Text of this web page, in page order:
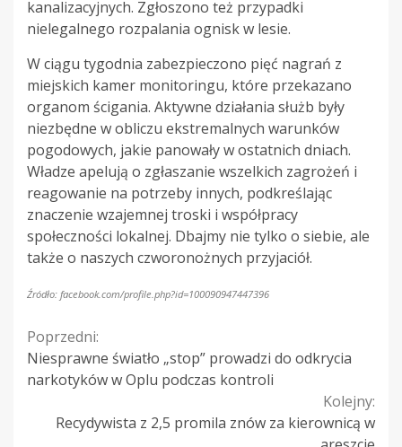
kanalizacyjnych. Zgłoszono też przypadki
nielegalnego rozpalania ognisk w lesie.
W ciągu tygodnia zabezpieczono pięć nagrań z
miejskich kamer monitoringu, które przekazano
organom ścigania. Aktywne działania służb były
niezbędne w obliczu ekstremalnych warunków
pogodowych, jakie panowały w ostatnich dniach.
Władze apelują o zgłaszanie wszelkich zagrożeń i
reagowanie na potrzeby innych, podkreślając
znaczenie wzajemnej troski i współpracy
społeczności lokalnej. Dbajmy nie tylko o siebie, ale
także o naszych czworonożnych przyjaciół.
Źródło: facebook.com/profile.php?id=100090947447396
Continue
Reading
Poprzedni:
Niesprawne światło „stop” prowadzi do odkrycia
narkotyków w Oplu podczas kontroli
Kolejny:
Recydywista z 2,5 promila znów za kierownicą w